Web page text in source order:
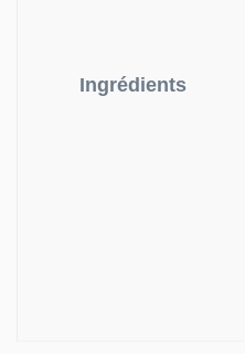
Ingrédients